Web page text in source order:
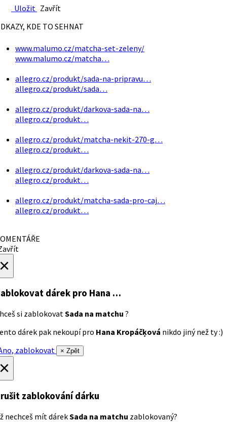
Uložit Zavřít
KDE TO SEHNAT
www.malumo.cz/matcha-set-zeleny/
www.malumo.cz/matcha…
allegro.cz/produkt/sada-na-pripravu…
allegro.cz/produkt/sada…
allegro.cz/produkt/darkova-sada-na…
allegro.cz/produkt…
allegro.cz/produkt/matcha-nekit-270-g…
allegro.cz/produkt…
allegro.cz/produkt/darkova-sada-na…
allegro.cz/produkt…
allegro.cz/produkt/matcha-sada-pro-caj…
allegro.cz/produkt…
dárek pro Hana …
si zablokovatSada na matchu ?
dárek pak nekoupí pro Hana Kropáčķová nikdo jiný než ty :)
zablokovat
× Zpět
zablokování dárku
nechceš mít dárekSada na matchu zablokovaný?